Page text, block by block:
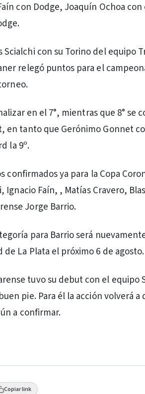
con Dodge, Joaquín Ochoa
con su Torino del equipo
relegó puntos para el
en el 7°, mientras que 8° se
en tanto que Gerónimo Gonnet
la 9º.
confirmados ya para la Copa
Ignacio Faín, , Matías Cravero, Blas
Jorge Barrio.
para Barrio será
La Plata el próximo 6 de agosto.
tuvo su debut con el equipo
pie. Para él la acción volverá a
a confirmar.
Copiar link